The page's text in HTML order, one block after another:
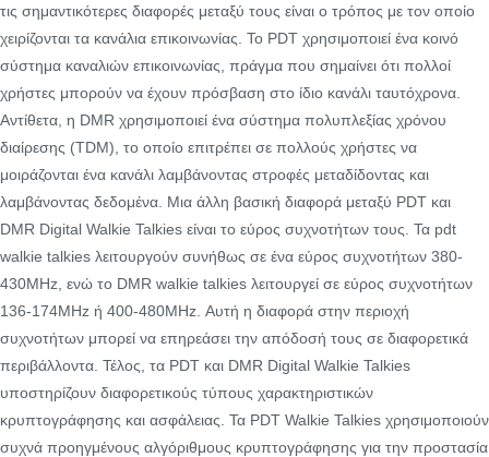
τις σημαντικότερες διαφορές μεταξύ τους είναι ο τρόπος με τον οποίο
χειρίζονται τα κανάλια επικοινωνίας. Το PDT χρησιμοποιεί ένα κοινό
σύστημα καναλιών επικοινωνίας, πράγμα που σημαίνει ότι πολλοί
χρήστες μπορούν να έχουν πρόσβαση στο ίδιο κανάλι ταυτόχρονα.
Αντίθετα, η DMR χρησιμοποιεί ένα σύστημα πολυπλεξίας χρόνου
διαίρεσης (TDM), το οποίο επιτρέπει σε πολλούς χρήστες να
μοιράζονται ένα κανάλι λαμβάνοντας στροφές μεταδίδοντας και
λαμβάνοντας δεδομένα. Μια άλλη βασική διαφορά μεταξύ PDT και
DMR Digital Walkie Talkies είναι το εύρος συχνοτήτων τους. Τα pdt
walkie talkies λειτουργούν συνήθως σε ένα εύρος συχνοτήτων 380-
430MHz, ενώ το DMR walkie talkies λειτουργεί σε εύρος συχνοτήτων
136-174MHz ή 400-480MHz. Αυτή η διαφορά στην περιοχή
συχνοτήτων μπορεί να επηρεάσει την απόδοσή τους σε διαφορετικά
περιβάλλοντα. Τέλος, τα PDT και DMR Digital Walkie Talkies
υποστηρίζουν διαφορετικούς τύπους χαρακτηριστικών
κρυπτογράφησης και ασφάλειας. Τα PDT Walkie Talkies χρησιμοποιούν
συχνά προηγμένους αλγόριθμους κρυπτογράφησης για την προστασία